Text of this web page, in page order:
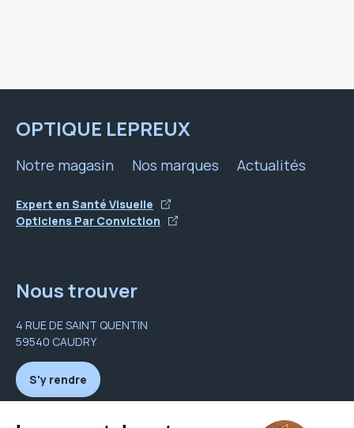
OPTIQUE LEPREUX
Notre magasin Nos marques Actualités
Expert en Santé Visuelle
Opticiens Par Conviction
Nous trouver
4 RUE DE SAINT QUENTIN
59540 CAUDRY
S'y rendre